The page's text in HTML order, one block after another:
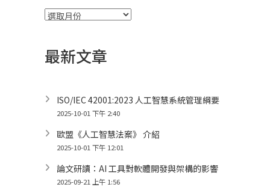
彙
最新文章
ISO/IEC 42001:2023 人工智慧系統管理綱要
2025-10-01 下午 2:40
歐盟《人工智慧法案》 介紹
2025-10-01 下午 12:01
論文研讀：AI 工具對軟體開發與架構的影響
2025-09-21 上午 1:56